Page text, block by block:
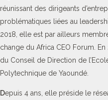
réunissant des dirigeants
problématiques liées au
2018, elle est par ailleurs
change du Africa CEO Forum.
du Conseil de Direction de
Polytechnique de Yaoundé.
Depuis 4 ans, elle préside le